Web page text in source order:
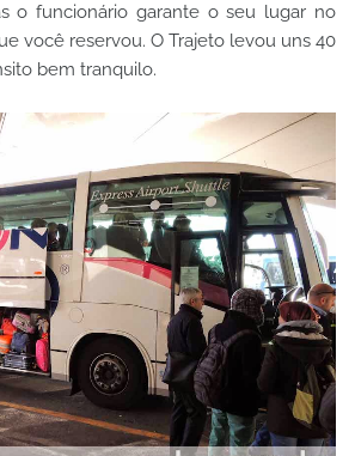
o funcionário garante o seu lugar no
você reservou. O Trajeto levou uns 40
bem tranquilo.